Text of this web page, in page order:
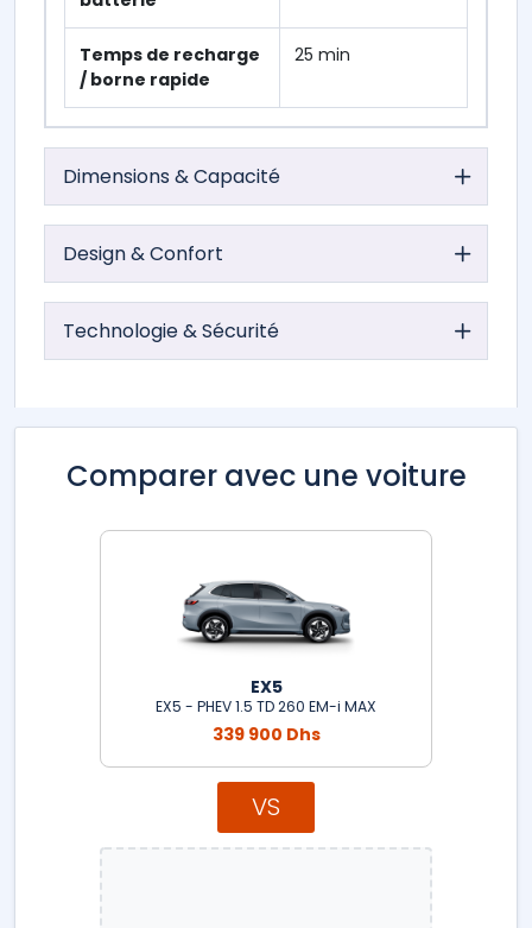
Temps de recharge
/ borne rapide
25 min
Dimensions & Capacité
Design & Confort
Technologie & Sécurité
Comparer avec une voiture
EX5
EX5 - PHEV 1.5 TD 260 EM-i MAX
339 900 Dhs
VS